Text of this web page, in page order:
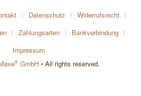
Datenschutz
Widerrufsrecht
Zahlungsarten
Bankverbindung
Impressum
®GmbH• All rights reserved.